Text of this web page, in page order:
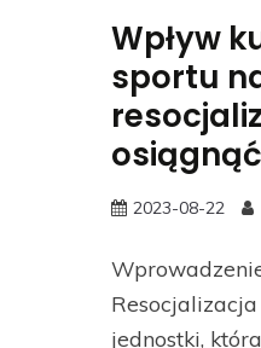
Wpływ
sportu
2023-08-22
jednostki,